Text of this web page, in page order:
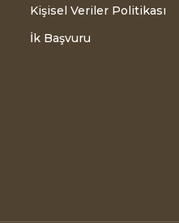
Kişisel Veriler Politikası
İk Başvuru